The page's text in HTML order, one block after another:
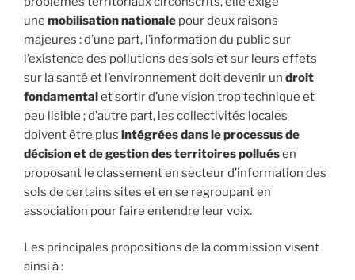
une mobilisation nationale pour deux raisons
majeures : d’une part, l’information du public sur
l’existence des pollutions des sols et sur leurs effets
sur la santé et l’environnement doit devenir un droit
fondamentalet sortir d’une vision trop technique et
peu lisible ; d’autre part, les collectivités locales
doivent être plus intégrées dans le processus de
décision et de gestion des territoires polluésen
proposant le classement en secteur d’information des
sols de certains sites et en se regroupant en
association pour faire entendre leur voix.
Les principales propositions de la commission visent
ainsi à :